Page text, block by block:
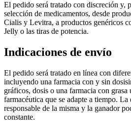
El pedido será tratado con discreción y,
selección de medicamentos, desde
Cialis y Levitra, a productos genéricos
Jelly o las tiras de potencia.
Indicaciones de envío
El pedido será tratado en línea con
incluyendo una farmacia con y sin
gráficos, dosis o una farmacia con grasa
farmacéutica que se adapte a tiempo. La
responsable de la misma y la ganador
constante.